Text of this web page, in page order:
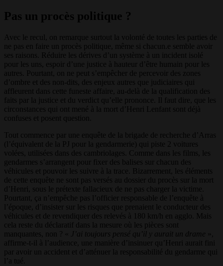
Pas un procès politique ?
Avec le recul, on remarque surtout la volonté de toutes les parties de
ne pas en faire un procès politique, même si chacun.e semble avoir
ses raisons. Réduire les dérives d’un système à un incident isolé
pour les uns, espoir d’une justice à hauteur d’être humain pour les
autres. Pourtant, on ne peut s’empêcher de percevoir des zones
d’ombre et des non-dits, des enjeux autres que judiciaires qui
affleurent dans cette funeste affaire, au-delà de la qualification des
faits par la justice et du verdict qu’elle prononce. Il faut dire, que les
circonstances qui ont mené à la mort d’Henri Lenfant sont déjà
confuses et posent question.
Tout commence par une enquête de la brigade de recherche d’Arras
(l’équivalent de la PJ pour la gendarmerie) qui piste 2 voitures
volées, utilisées dans des cambriolages. Comme dans les films, les
gendarmes s’arrangent pour fixer des balises sur chacun des
véhicules et pouvoir les suivre à la trace. Bizarrement, les éléments
de cette enquête ne sont pas versés au dossier du procès sur la mort
d’Henri, sous le prétexte fallacieux de ne pas charger la victime.
Pourtant, ça n’empêche pas l’officier responsable de l’enquête à
l’époque, d’insister sur les risques que prenaient le conducteur des
véhicules et de revendiquer des relevés à 180 km/h en agglo. Mais
cela reste du déclaratif dans la mesure où les pièces sont
manquantes, non ? «
J’ai toujours pensé qu’il y aurait un drame
»,
affirme-t-il à l’audience, une manière d’insinuer qu’Henri aurait fini
par avoir un accident et d’atténuer la responsabilité du gendarme qui
l’a tué.